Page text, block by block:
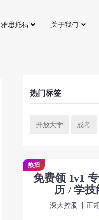
雅思托福 关于我们
热门标签
开放大学 成考
免费领 1v1
历 / 学
深大控股 丨正
热招